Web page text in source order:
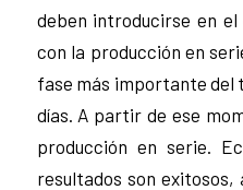
deben introducirse en
con la producción en
fase más importante del
días. A partir de ese
producción en serie.
resultados son